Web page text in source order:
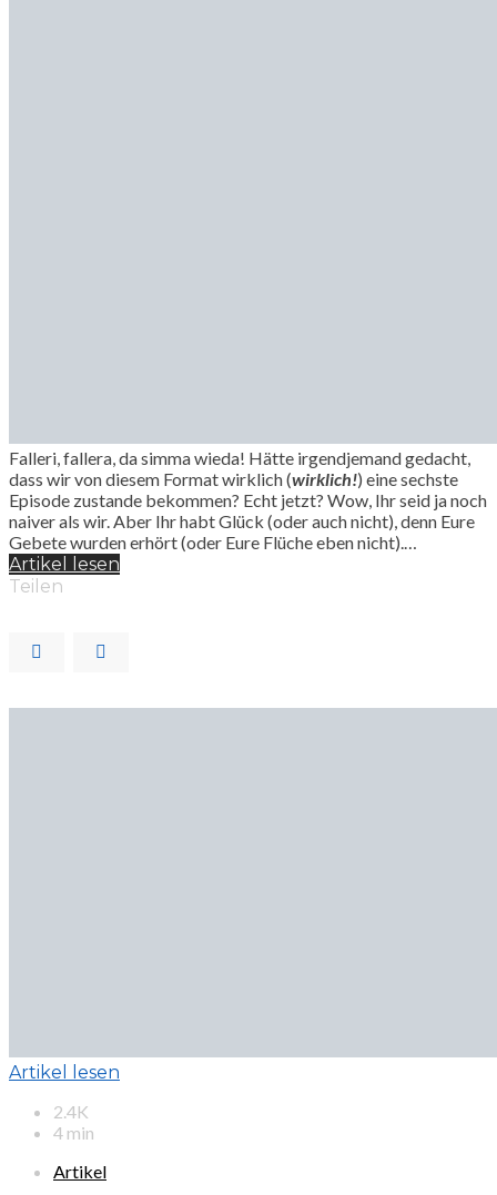
Falleri, fallera, da simma wieda! Hätte irgendjemand gedacht,
dass wir von diesem Format wirklich (wirklich!) eine sechste
Episode zustande bekommen? Echt jetzt? Wow, Ihr seid ja noch
naiver als wir. Aber Ihr habt Glück (oder auch nicht), denn Eure
Gebete wurden erhört (oder Eure Flüche eben nicht).…
Artikel lesen
Teilen
Artikel lesen
2.4K
4 min
Artikel